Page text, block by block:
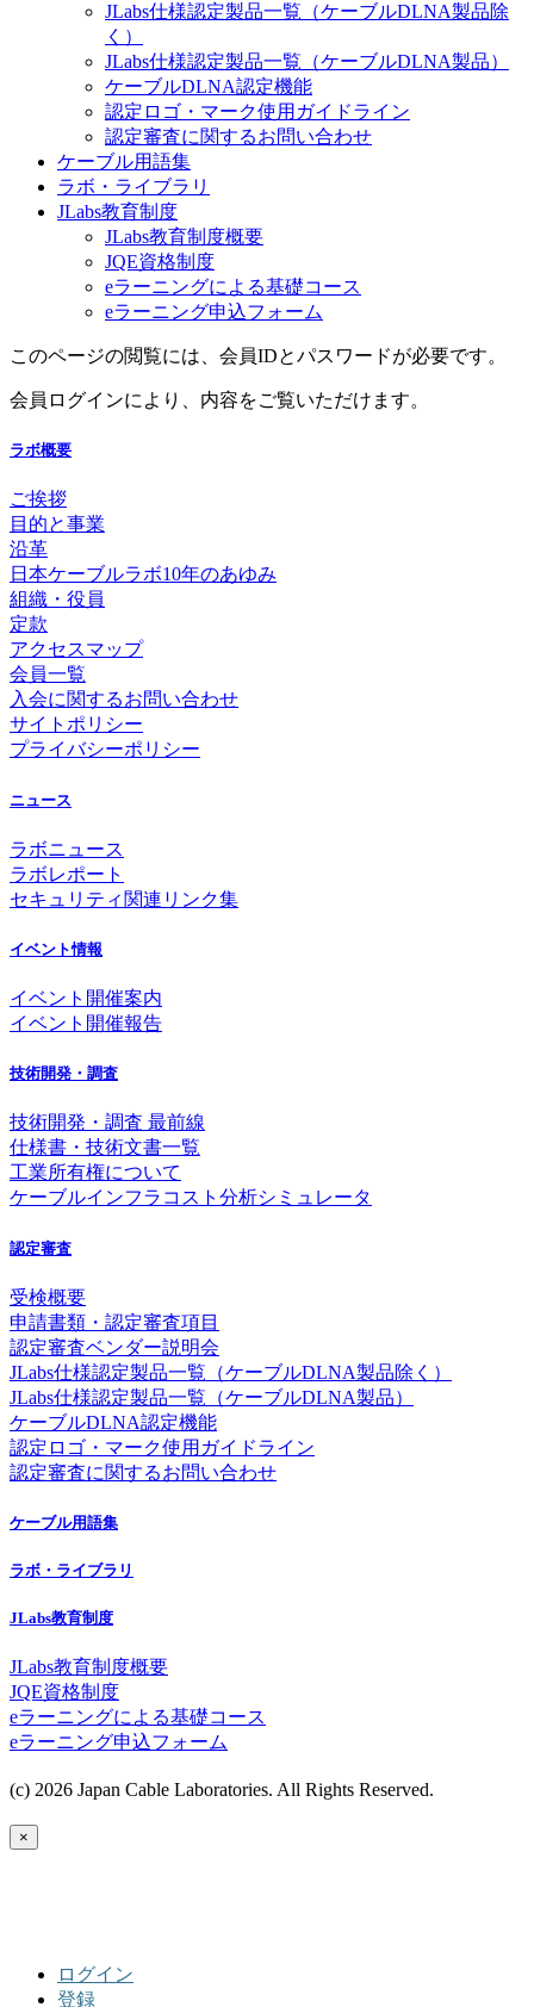
JLabs仕様認定製品一覧（ケーブルDLNA製品除
く）
JLabs仕様認定製品一覧（ケーブルDLNA製品）
ケーブルDLNA認定機能
認定ロゴ・マーク使用ガイドライン
認定審査に関するお問い合わせ
ケーブル用語集
ラボ・ライブラリ
JLabs教育制度
JLabs教育制度概要
JQE資格制度
eラーニングによる基礎コース
eラーニング申込フォーム
このページの閲覧には、会員IDとパスワードが必要です。
会員ログインにより、内容をご覧いただけます。
ラボ概要
ご挨拶
目的と事業
沿革
日本ケーブルラボ10年のあゆみ
組織・役員
定款
アクセスマップ
会員一覧
入会に関するお問い合わせ
サイトポリシー
プライバシーポリシー
ニュース
ラボニュース
ラボレポート
セキュリティ関連リンク集
イベント情報
イベント開催案内
イベント開催報告
技術開発・調査
技術開発・調査 最前線
仕様書・技術文書一覧
工業所有権について
ケーブルインフラコスト分析シミュレータ
認定審査
受検概要
申請書類・認定審査項目
認定審査ベンダー説明会
JLabs仕様認定製品一覧（ケーブルDLNA製品除く）
JLabs仕様認定製品一覧（ケーブルDLNA製品）
ケーブルDLNA認定機能
認定ロゴ・マーク使用ガイドライン
認定審査に関するお問い合わせ
ケーブル用語集
ラボ・ライブラリ
JLabs教育制度
JLabs教育制度概要
JQE資格制度
eラーニングによる基礎コース
eラーニング申込フォーム
(c) 2026 Japan Cable Laboratories. All Rights Reserved.
×
ログイン
登録